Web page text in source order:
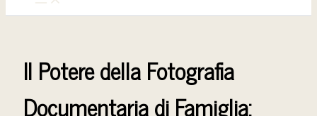
Il Potere della Fotografia
Documentaria di Famiglia: